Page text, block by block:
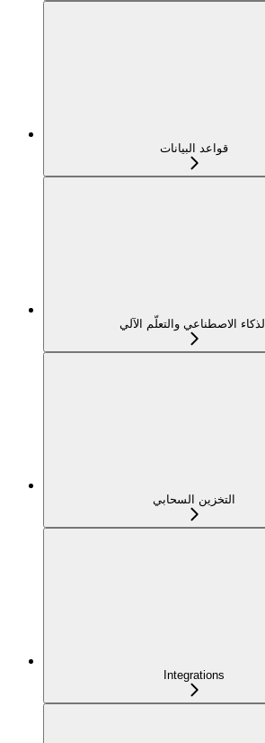
قواعد البيانات
الذكاء الاصطناعي والتعلّم الآلي
التخزين السحابي
Integrations